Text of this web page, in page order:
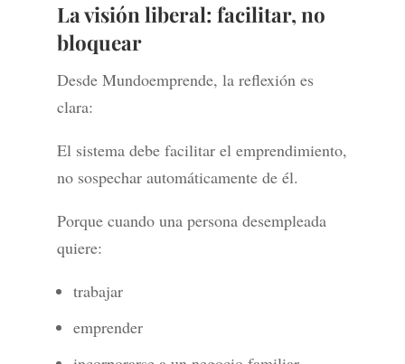
La visión liberal: facilitar, no
bloquear
Desde Mundoemprende, la reflexión es
clara:
El sistema debe facilitar el emprendimiento,
no sospechar automáticamente de él.
Porque cuando una persona desempleada
quiere:
trabajar
emprender